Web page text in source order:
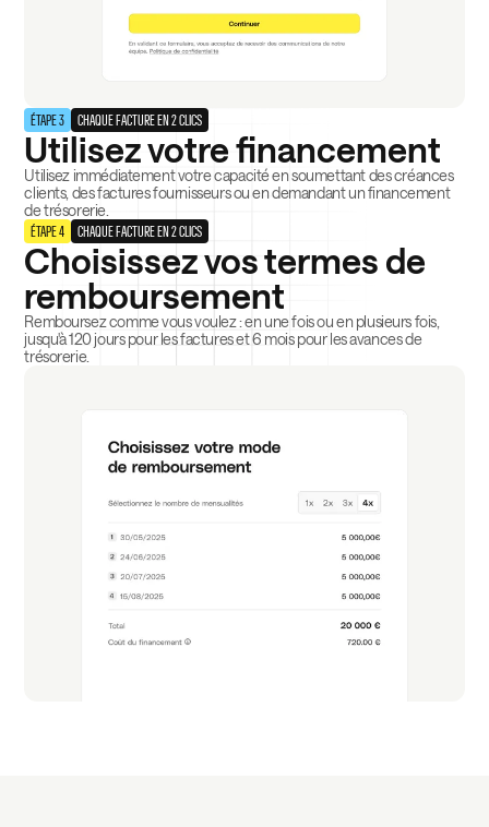
ÉTAPE 3 CHAQUE FACTURE EN 2 CLICS
Utilisez votre financement
Utilisez immédiatement votre capacité en soumettant des créances
clients, des factures fournisseurs ou en demandant un financement
de trésorerie.
ÉTAPE 4 CHAQUE FACTURE EN 2 CLICS
Choisissez vos termes de
remboursement
Remboursez comme vous voulez : en une fois ou en plusieurs fois,
jusqu'à 120 jours pour les factures et 6 mois pour les avances de
trésorerie.